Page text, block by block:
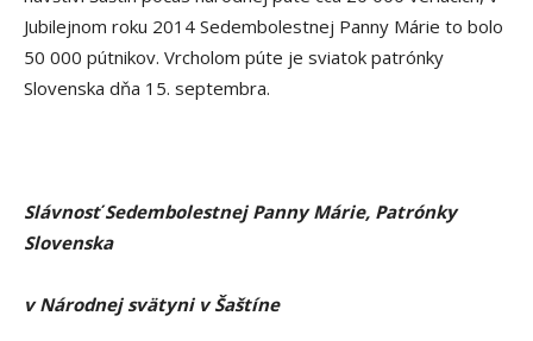
Jubilejnom roku 2014 Sedembolestnej Panny Márie to bolo
50 000 pútnikov. Vrcholom púte je sviatok patrónky
Slovenska dňa 15. septembra.
Slávnosť Sedembolestnej Panny Márie, Patrónky
Slovenska
v Národnej svätyni v Šaštíne